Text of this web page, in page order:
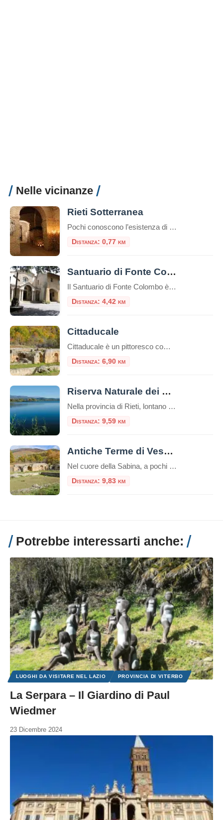
Nelle vicinanze
Rieti Sotterranea
Pochi conoscono l’esistenza di ampi ambienti che inglobano vestigia romane sotto l’odierna via Roma a Rieti. E questo non sorprende se si considera che fino a pochi anni fa, i primi a non saperlo erano i reatini stessi. Le cose fortunatamente sono cambiate, ma ancor
Distanza: 0,77 km
Santuario di Fonte Colombo
Il Santuario di Fonte Colombo è un luogo di grande importanza storica e religiosa situato nei pressi di Rieti, nella regione del Lazio, in Italia. Il santuario è dedicato a San Francesco d’Assisi, fondatore dell’ordine francescano. Il santuario è considerato il Sinai francescano. Qui tutto è sacro: gli edifici e il bosco stesso, perché racchiude […]
Distanza: 4,42 km
Cittaducale
Cittaducale è un pittoresco comune situato nella provincia di Rieti, nella regione del Lazio, in Italia. Cittaducale venne fondata nel 1308 da Carlo II d’Angiò, presso il confine settentrionale del Regno di Napoli. Il paese deve il suo nome al duca di Calabria Roberto, figlio di Carlo lo Zoppo.Indice dei contenutiCosa vedere a CittaducaleCosa mangiare […]
Distanza: 6,90 km
Riserva Naturale dei Laghi Lungo e Ripasottile
Nella provincia di Rieti, lontano dal caos delle grandi città e immerso nel cuore della Sabina, si trova un luogo incantevole e ancora poco conosciuto: la Riserva Naturale dei Laghi Lungo e Ripasottile. Questa area protetta, istituita nel 1985, è un vero e proprio paradiso per gli amanti della natura, del birdwatching e della tranquillità. Con […]
Distanza: 9,59 km
Antiche Terme di Vespasiano a Cittaducale
Nel cuore della Sabina, a pochi chilometri da Cittaducale in provincia di Rieti, si celano i resti di un passato glorioso: le Antiche Terme di Vespasiano. Questo suggestivo sito archeologico, immerso in un paesaggio che conserva ancora il fascino dell’antica campagna romana, testimonia la profonda connessione tra l’Impero Romano e le benefiche acque sorgive del […]
Distanza: 9,83 km
Potrebbe interessarti anche:
LUOGHI DA VISITARE NEL LAZIO PROVINCIA DI VITERBO
La Serpara – Il Giardino di Paul
Wiedmer
23 Dicembre 2024